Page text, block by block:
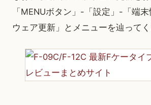
「MENUボタン」-「設定」-「端
ウェア更新」とメニューを辿ってく